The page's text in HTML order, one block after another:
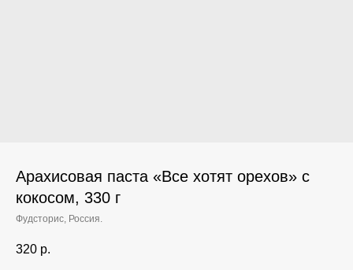
Арахисовая паста «Все хотят орехов» с
кокосом, 330 г
Фудсторис, Россия.
320 р.